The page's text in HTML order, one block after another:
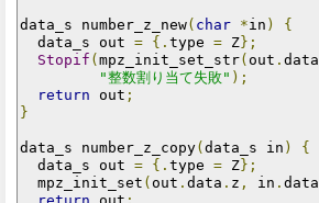
data_s number_z_new( char *in )
{
  data_s out
= {. type = Z};
Stopif ( mpz_init_set_str( out . data
"整数割り当て失敗" );
return out ;
}
data_s number_z_copy( data_s in )
{
  data_s out
= {. type = Z};
  mpz_init_set
( out . data . z , in . data